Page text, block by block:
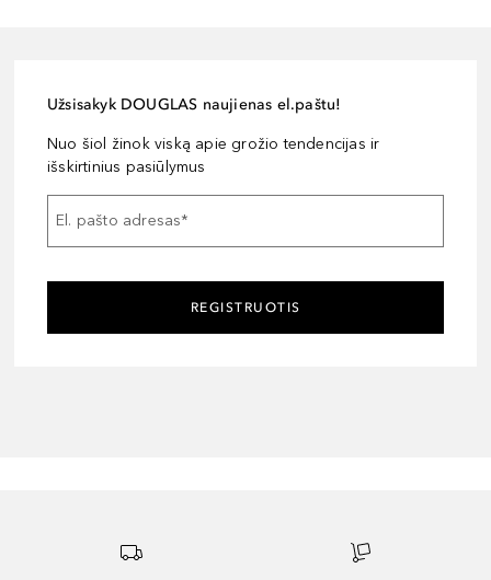
Užsisakyk DOUGLAS naujienas el.paštu!
Nuo šiol žinok viską apie grožio tendencijas ir
išskirtinius pasiūlymus
El. pašto adresas*
REGISTRUOTIS